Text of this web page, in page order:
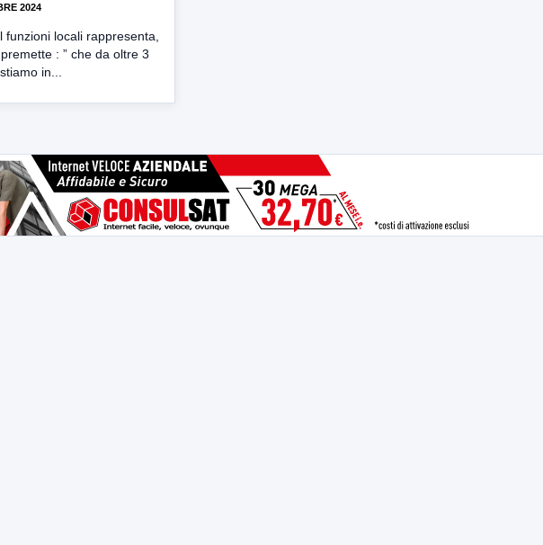
2024
funzioni locali rappresenta,
: ” che da oltre 3
in...